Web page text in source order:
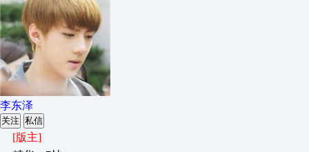
李东泽
关注 私信
[版主]